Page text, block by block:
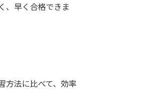
、早く合格できま
方法に比べて、効率